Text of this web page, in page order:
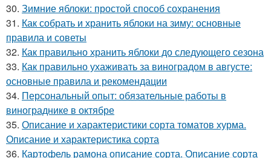
30. Зимние яблоки: простой способ сохранения
31. Как собрать и хранить яблоки на зиму: основные
правила и советы
32. Как правильно хранить яблоки до следующего сезона
33. Как правильно ухаживать за виноградом в августе:
основные правила и рекомендации
34. Персональный опыт: обязательные работы в
винограднике в октябре
35. Описание и характеристики сорта томатов хурма.
Описание и характеристика сорта
36. Картофель рамона описание сорта. Описание сорта